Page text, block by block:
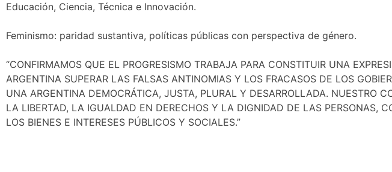
Educación, Ciencia, Técnica e Innovación.
Feminismo: paridad sustantiva, políticas públicas con perspectiva de género.
“CONFIRMAMOS QUE EL PROGRESISMO TRABAJA PARA CONSTITUIR UNA
ARGENTINA SUPERAR LAS FALSAS ANTINOMIAS Y LOS FRACASOS DE LOS
UNA ARGENTINA DEMOCRÁTICA, JUSTA, PLURAL Y DESARROLLADA. NUESTRO
LA LIBERTAD, LA IGUALDAD EN DERECHOS Y LA DIGNIDAD DE LAS PERSONAS,
LOS BIENES E INTERESES PÚBLICOS Y SOCIALES.”